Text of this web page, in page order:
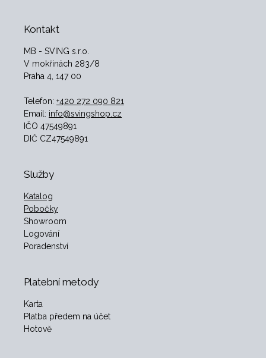
Kontakt
MB - SVING s.r.o.
V mokřinách 283/8
Praha 4, 147 00
Telefon: +420 272 090 821
Email: info@svingshop.cz
IČO 47549891
DIČ CZ47549891
Služby
Katalog
Pobočky
Showroom
Logování
Poradenství
Platební metody
Karta
Platba předem na účet
Hotově